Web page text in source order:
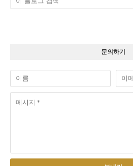
문의하기